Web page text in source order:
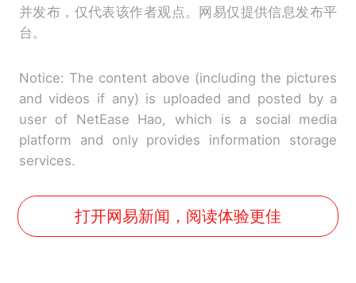
并发布，仅代表该作者观点。网易仅提供信息发布平
台。
Notice: The content above (including the pictures
and videos if any) is uploaded and posted by a
user of NetEase Hao, which is a social media
platform and only provides information storage
services.
打开网易新闻，阅读体验更佳